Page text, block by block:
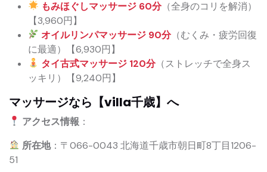
もみほぐしマッサージ 60分（全身のコリを解消）
【3,960円】
オイルリンパマッサージ 90分（むくみ・疲労回復
に最適）【6,930円】
タイ古式マッサージ 120分（ストレッチで全身ス
ッキリ）【9,240円】
マッサージなら【villa千歳】へ
アクセス情報 ：
所在地：〒066-0043 北海道千歳市朝日町8丁目1206-
51